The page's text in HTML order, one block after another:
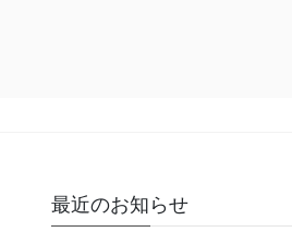
最近のお知らせ